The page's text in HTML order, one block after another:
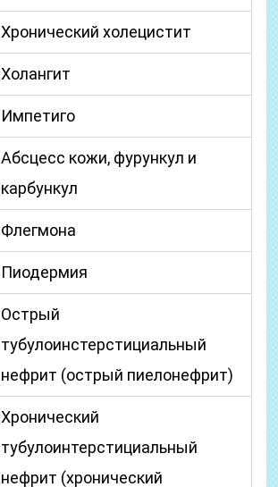
Хронический холецистит
Холангит
Импетиго
Абсцесс кожи, фурункул и
карбункул
Флегмона
Пиодермия
Острый
тубулоинстерстициальный
нефрит (острый пиелонефрит)
Хронический
тубулоинтерстициальный
нефрит (хронический